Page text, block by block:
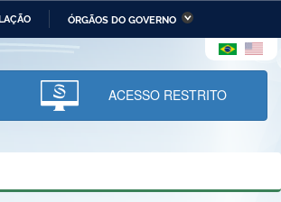
ÓRGÃOS DO GOVERNO
Ministério da Infraestrutura
Ministério da Ciência,
Tecnologia, Inovações e
Comunicações
ACESSO RESTRITO